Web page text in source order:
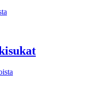
muunnelma.
Voit
valinnat